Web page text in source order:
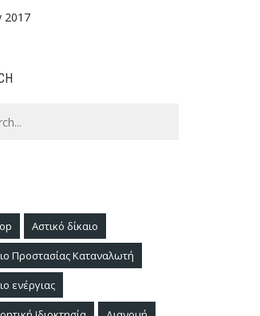
2017
Αστικό δίκαιο
Προστασίας Καταναλωτή
ενέργιας